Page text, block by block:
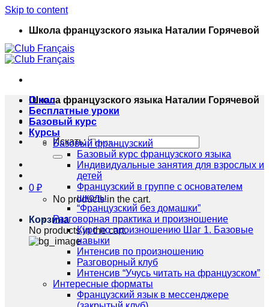
Skip to content
Школа французского языка Наталии Горячевой
Школа французского языка Наталии Горячевой
Искать:
0 ₽
No products in the cart.
Корзина
No products in the cart.
О нас
Бесплатные уроки
Базовый курс
Курсы
Базовый французский
Базовый курс французского языка
Индивидуальные занятия для взрослых и
детей
Французский в группе с основателем
школы
“Французский без домашки”
Разговорная практика и произношение
Курс по произношению Шаг 1. Базовые
навыки
Интенсив по произношению
Разговорный клуб
Интенсив “Учусь читать на французском”
Интересные форматы
Французский язык в мессенджере